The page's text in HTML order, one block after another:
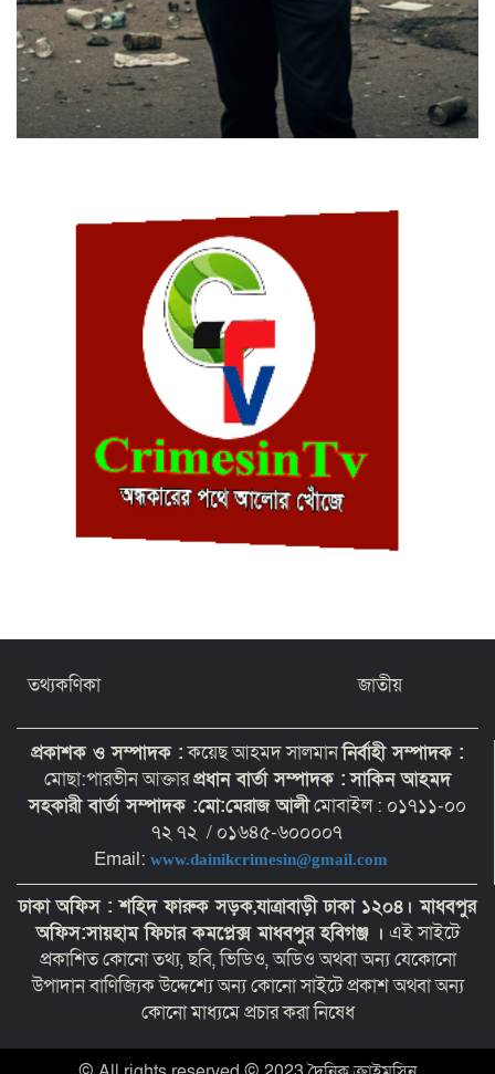
তথ্যকণিকা জাতীয়
প্রকাশক ও সম্পাদক :কয়েছ আহমদ সালমাননির্বাহী সম্পাদক :
মোছা:পারভীন আক্তারপ্রধান বার্তা সম্পাদক :সাকিন আহমদ
সহকারী বার্তা সম্পাদক :মো:মেরাজ আলীমোবাইল : ০১৭১১-০০
৭২ ৭২ / ০১৬৪৫-৬০০০০৭
Email: www.dainikcrimesin@gmail.com
ঢাকা অফিস : শহিদ ফারুক সড়ক,যাত্রাবাড়ী ঢাকা ১২০৪।মাধবপুর
অফিস:সায়হাম ফিচার কমপ্লেক্স মাধবপুর হবিগঞ্জ । এই সাইটে
প্রকাশিত কোনো তথ্য, ছবি, ভিডিও, অডিও অথবা অন্য যেকোনো
উপাদান বাণিজ্যিক উদ্দেশ্যে অন্য কোনো সাইটে প্রকাশ অথবা অন্য
কোনো মাধ্যমে প্রচার করা নিষেধ